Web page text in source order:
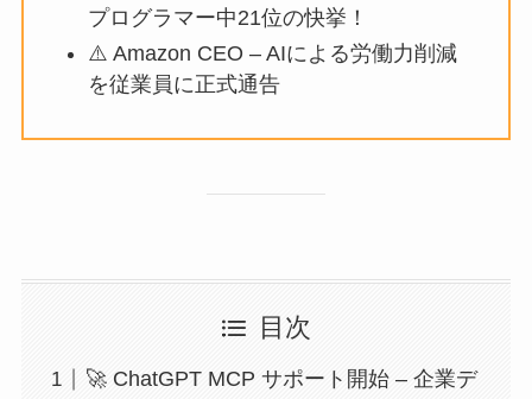
プログラマー中21位の快挙！
⚠️ Amazon CEO – AIによる労働力削減
を従業員に正式通告
目次
🚀 ChatGPT MCP サポート開始 – 企業デ